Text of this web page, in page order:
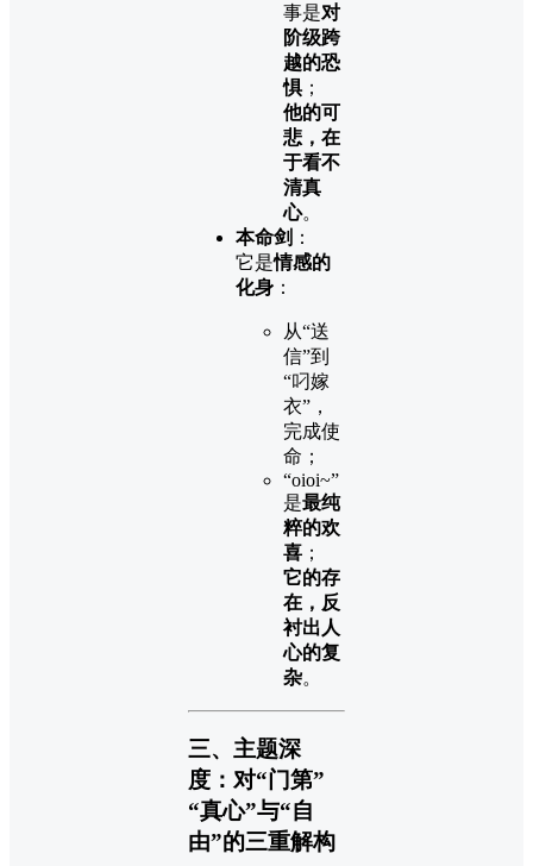
事是对
阶级跨
越的恐
惧 ；
他的可
悲，在
于看不
清真
心。
本命剑 ：
它是情感的
化身 ：
从“送
信”到
“叼嫁
衣”，
完成使
命；
“oioi~”
是最纯
粹的欢
喜 ；
它的存
在，反
衬出人
心的复
杂。
三、主题深
度：对“门第”
“真心”与“自
由”的三重解构